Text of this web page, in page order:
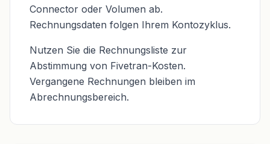
Connector oder Volumen ab.
Rechnungsdaten folgen Ihrem Kontozyklus.
Nutzen Sie die Rechnungsliste zur
Abstimmung von Fivetran-Kosten.
Vergangene Rechnungen bleiben im
Abrechnungsbereich.